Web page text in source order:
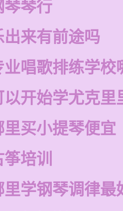
琴琴行
出来有前途吗
业唱歌排练学校
以开始学尤克里
里买小提琴便宜
培训
里学钢琴调律最